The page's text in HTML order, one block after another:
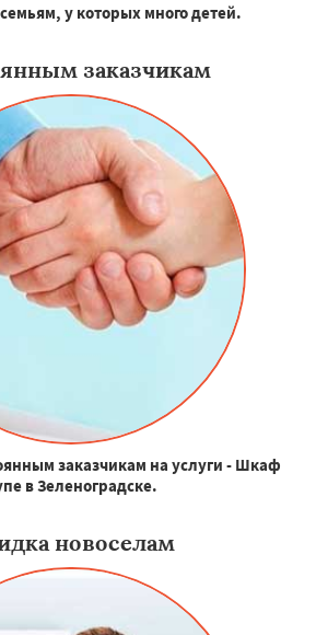
у которых много детей.
заказчикам
заказчикам на услуги - Шкаф
в Зеленоградске.
новоселам